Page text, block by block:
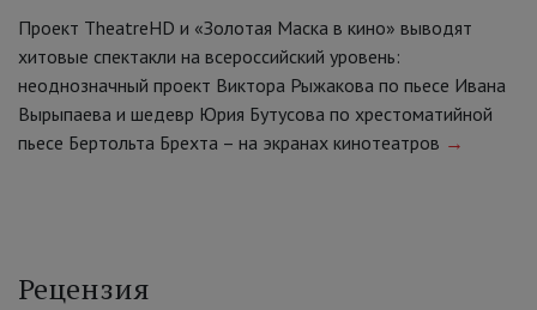
Проект TheatreHD и «Золотая Маска в кино» выводят
хитовые спектакли на всероссийский уровень:
неоднозначный проект Виктора Рыжакова по пьесе Ивана
Вырыпаева и шедевр Юрия Бутусова по хрестоматийной
пьесе Бертольта Брехта – на экранах кинотеатров →
Рецензия